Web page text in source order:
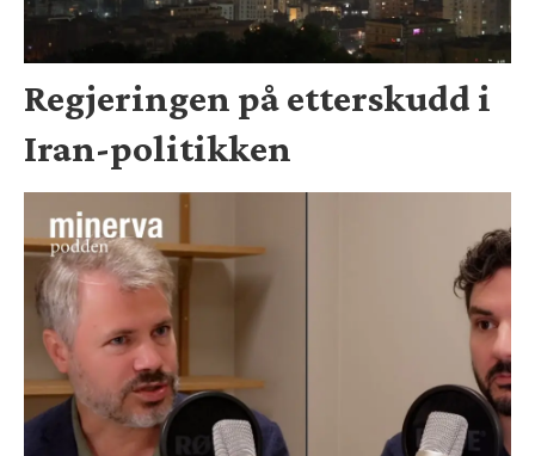
Regjeringen på etterskudd i
Iran-politikken